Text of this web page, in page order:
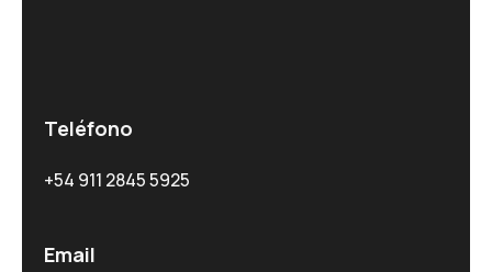
Teléfono
+54 911 2845 5925
Email